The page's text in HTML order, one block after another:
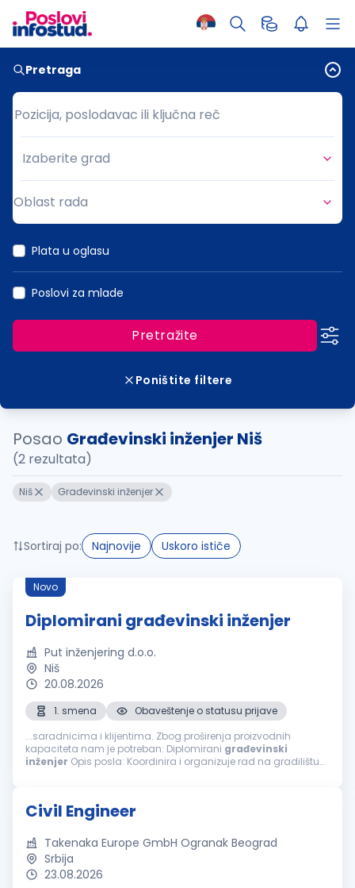
Pretraga
Pozicija, poslodavac ili ključna reč
Pozicija, poslodavac ili ključna reč
Grad
Izaberite grad
Oblast rada
Plata u oglasu
Poslovi za mlade
Pretražite
Poništite filtere
Posao Građevinski inženjer Niš
(2 rezultata)
Niš Građevinski inženjer
Sortiraj po: Najnovije Uskoro ističe
Novo
Diplomirani građevinski inženjer
Put inženjering d.o.o.
Niš
20.08.2026
1. smena
Obaveštenje o statusu prijave
...saradnicima i klijentima. Zbog proširenja proizvodnih
kapaciteta nam je potreban: Diplomirani građevinski
inženjer Opis posla: Koordinira i organizuje rad na gradilištu
Civil Engineer
Takenaka Europe GmbH Ogranak Beograd
Srbija
23.08.2026